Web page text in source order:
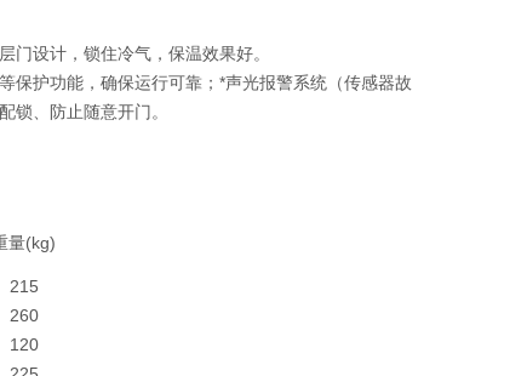
门设计，锁住冷气，保温效果好。
保护功能，确保运行可靠；*声光报警系统（传感器故
锁、防止随意开门。
量(kg)
215
260
120